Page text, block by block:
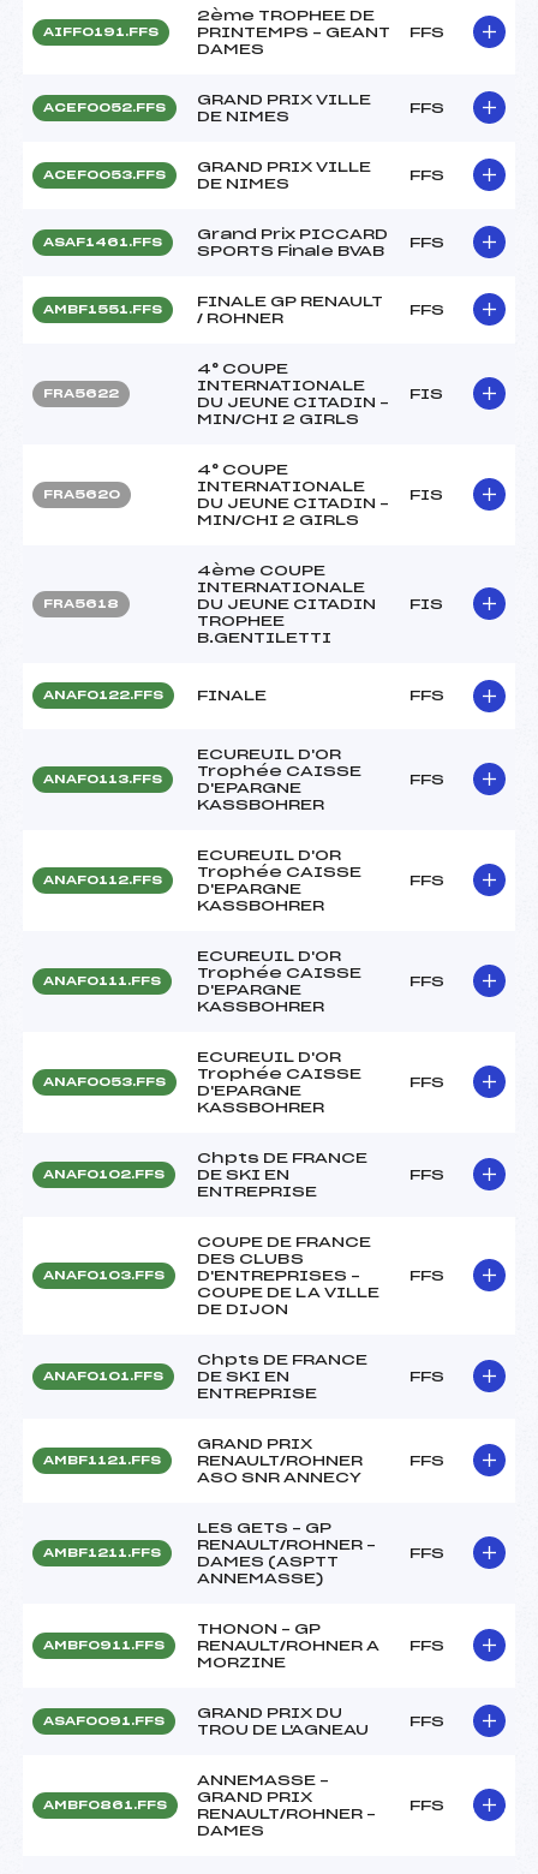
AIFF0191.FFS
2ème TROPHEE DE
PRINTEMPS – GEANT
DAMES
FFS
ACEF0052.FFS
GRAND PRIX VILLE
DE NIMES
FFS
ACEF0053.FFS
GRAND PRIX VILLE
DE NIMES
FFS
ASAF1461.FFS
Grand Prix PICCARD
SPORTS Finale BVAB
FFS
AMBF1551.FFS
FINALE GP RENAULT
/ ROHNER
FFS
FRA5622
4° COUPE
INTERNATIONALE
DU JEUNE CITADIN –
MIN/CHI 2 GIRLS
FIS
FRA5620
4° COUPE
INTERNATIONALE
DU JEUNE CITADIN –
MIN/CHI 2 GIRLS
FIS
FRA5618
4ème COUPE
INTERNATIONALE
DU JEUNE CITADIN
TROPHEE
B.GENTILETTI
FIS
ANAF0122.FFS FINALE FFS
ANAF0113.FFS
ECUREUIL D'OR
Trophée CAISSE
D'EPARGNE
KASSBOHRER
FFS
ANAF0112.FFS
ECUREUIL D'OR
Trophée CAISSE
D'EPARGNE
KASSBOHRER
FFS
ANAF0111.FFS
ECUREUIL D'OR
Trophée CAISSE
D'EPARGNE
KASSBOHRER
FFS
ANAF0053.FFS
ECUREUIL D'OR
Trophée CAISSE
D'EPARGNE
KASSBOHRER
FFS
ANAF0102.FFS
Chpts DE FRANCE
DE SKI EN
ENTREPRISE
FFS
ANAF0103.FFS
COUPE DE FRANCE
DES CLUBS
D'ENTREPRISES –
COUPE DE LA VILLE
DE DIJON
FFS
ANAF0101.FFS
Chpts DE FRANCE
DE SKI EN
ENTREPRISE
FFS
AMBF1121.FFS
GRAND PRIX
RENAULT/ROHNER
ASO SNR ANNECY
FFS
AMBF1211.FFS
LES GETS – GP
RENAULT/ROHNER –
DAMES (ASPTT
ANNEMASSE)
FFS
AMBF0911.FFS
THONON – GP
RENAULT/ROHNER A
MORZINE
FFS
ASAF0091.FFS
GRAND PRIX DU
TROU DE L'AGNEAU
FFS
AMBF0861.FFS
ANNEMASSE –
GRAND PRIX
RENAULT/ROHNER –
DAMES
FFS